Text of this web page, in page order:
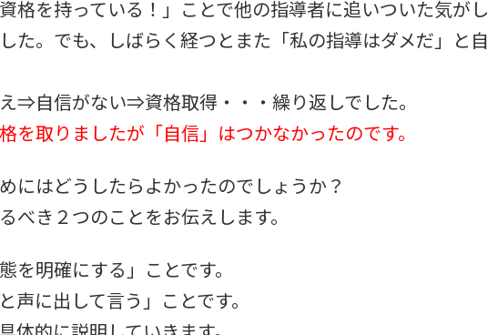
格を持っている！」ことで他の指導者に追いついた気がし
た。でも、しばらく経つとまた「私の指導はダメだ」と自
⇒自信がない⇒資格取得・・・繰り返しでした。
を取りましたが「自信」はつかなかったのです。
にはどうしたらよかったのでしょうか？
べき２つのことをお伝えします。
を明確にする」ことです。
声に出して言う」ことです。